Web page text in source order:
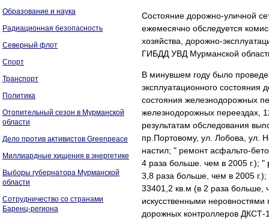
Образование и наука
Радиационная безопасность
Северный флот
Спорт
Транспорт
Политика
Отопительный сезон в Мурманской
области
Дело против активистов Greenpeace
Миллиардные хищения в энергетике
Выборы губернатора Мурманской
области
Сотрудничество со странами
Баренц-региона
Состояние дорожно-уличной
ежемесячно обследуется
хозяйства, дорожно-
ГИБДД УВД Мурманской
В минувшем году было
эксплуатационного состояния
состояния железнодорожных
железнодорожных переездах,
результатам обследования
пр.Портовому, ул. Лобова, ул.
настил; " ремонт асфальто-
4 раза больше. чем в 2005 г.);
3,8 раза больше, чем в 2005
33401,2 кв.м (в 2 раза больше,
искусственными
дорожных контроллеров ДКСТ-